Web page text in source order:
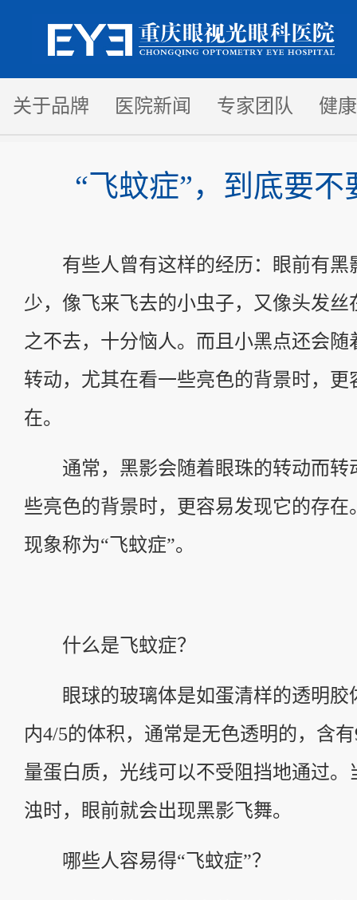
关于品牌 医院新闻 专家团队 健
“飞蚊症”，到底要不
有些人曾有这样的经历：眼前有黑
少，像飞来飞去的小虫子，又像头发丝
之不去，十分恼人。而且小黑点还会随
转动，尤其在看一些亮色的背景时，更
在。
通常，黑影会随着眼珠的转动而转
些亮色的背景时，更容易发现它的存在
现象称为“飞蚊症”。
什么是飞蚊症？
眼球的玻璃体是如蛋清样的透明胶
内4/5的体积，通常是无色透明的，含
量蛋白质，光线可以不受阻挡地通过。
浊时，眼前就会出现黑影飞舞。
哪些人容易得“飞蚊症”？